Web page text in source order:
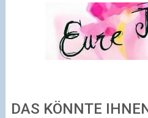
DAS KÖNNTE